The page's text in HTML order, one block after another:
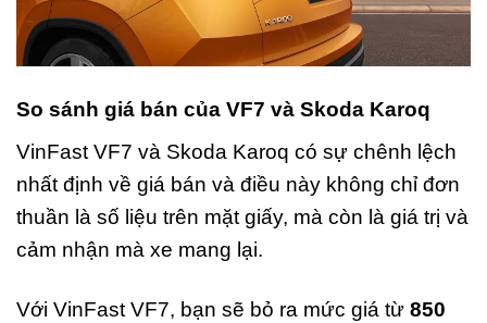
So sánh giá bán của VF7 và Skoda Karoq
VinFast VF7 và Skoda Karoq có sự chênh lệch
nhất định về giá bán và điều này không chỉ đơn
thuần là số liệu trên mặt giấy, mà còn là giá trị và
cảm nhận mà xe mang lại.
Với VinFast VF7, bạn sẽ bỏ ra mức giá từ 850